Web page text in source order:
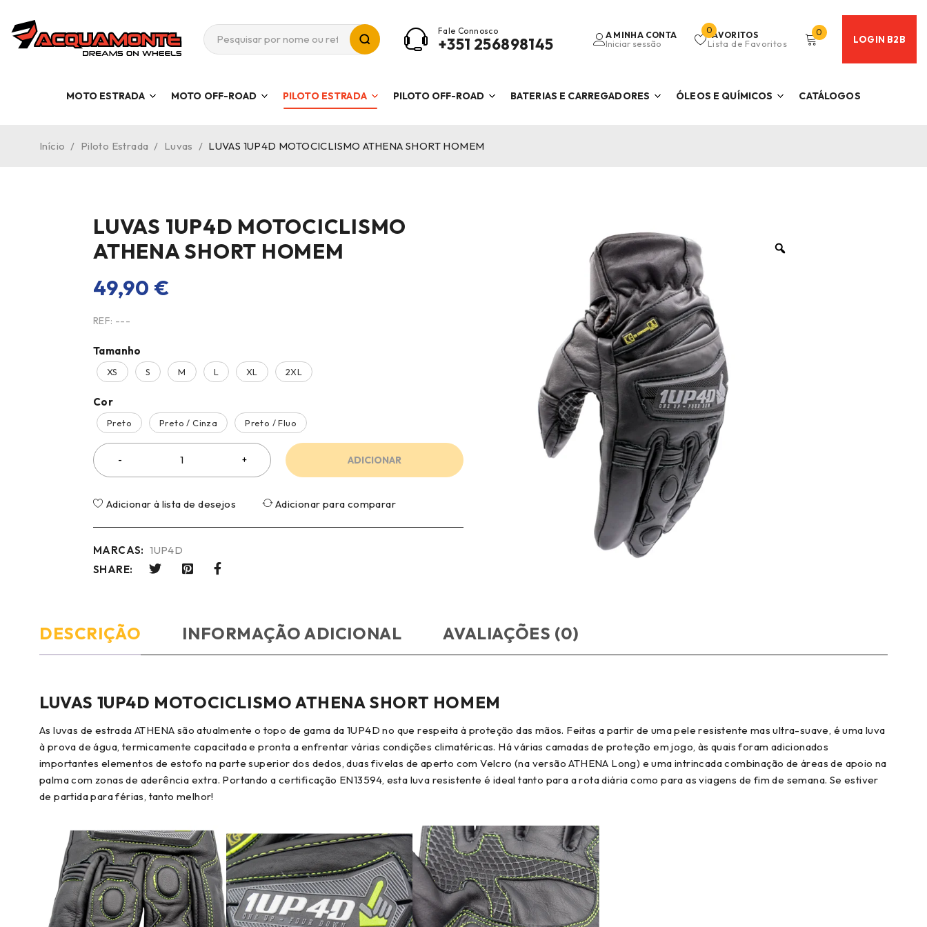
Fale Connosco
+351 256898145 A MINHA CONTA
Iniciar sessão
0
FAVORITOS
Lista de Favoritos
0
LOGIN B2B
MOTO ESTRADA MOTO OFF-ROAD PILOTO ESTRADA PILOTO OFF-ROAD BATERIAS E CARREGADORES ÓLEOS E QUÍMICOS CATÁLOGOS
Início / Piloto Estrada / Luvas / LUVAS 1UP4D MOTOCICLISMO ATHENA SHORT HOMEM
LUVAS 1UP4D MOTOCICLISMO
ATHENA SHORT HOMEM
49,90 €
REF: ---
Tamanho
XS S M L XL 2XL
Cor
Preto Preto / Cinza Preto / Fluo
ADICIONAR
Adicionar à lista de desejos Adicionar para comparar
MARCAS: 1UP4D
SHARE:
DESCRIÇÃO INFORMAÇÃO ADICIONAL AVALIAÇÕES (0)
LUVAS 1UP4D MOTOCICLISMO ATHENA SHORT HOMEM
As luvas de estrada ATHENA são atualmente o topo de gama da 1UP4D no que respeita à proteção das mãos. Feitas a partir de uma pele resistente mas ultra-suave, é uma luva
à prova de água, termicamente capacitada e pronta a enfrentar várias condições climatéricas. Há várias camadas de proteção em jogo, às quais foram adicionados
importantes elementos de estofo na parte superior dos dedos, duas fivelas de aperto com Velcro (na versão ATHENA Long) e uma intrincada combinação de áreas de apoio na
palma com zonas de aderência extra. Portando a certificação EN13594, esta luva resistente é ideal tanto para a rota diária como para as viagens de fim de semana. Se estiver
de partida para férias, tanto melhor!